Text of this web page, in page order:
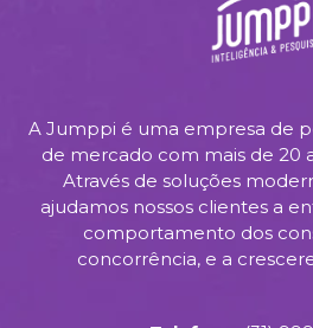
A Jumppi é uma empresa de
de mercado com mais de 20
Através de soluções
ajudamos nossos clientes a
comportamento dos
concorrência, e a